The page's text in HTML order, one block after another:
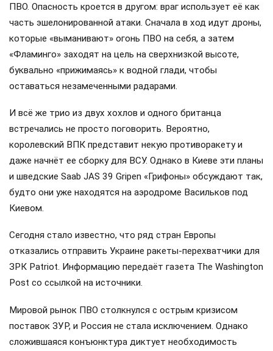
ПВО. Опасность кроется в другом: враг использует её как
часть эшелонированной атаки. Сначала в ход идут дроны,
которые «выманивают» огонь ПВО на себя, а затем
«Фламинго» заходят на цель на сверхнизкой высоте,
буквально «прижимаясь» к водной глади, чтобы
оставаться незамеченными радарами.
И всё же трио из двух хохлов и одного британца
встречались не просто поговорить. Вероятно,
королевский ВПК представит некую противоракету и
даже начнёт ее сборку для ВСУ. Однако в Киеве эти планы
и шведские Saab JAS 39 Gripen «Грифоны» обсуждают так,
будто они уже находятся на аэродроме Васильков под
Киевом.
Сегодня стало известно, что ряд стран Европы
отказались отправить Украине ракеты-перехватчики для
ЗРК Patriot. Информацию передаёт газета The Washington
Post со ссылкой на источники.
Мировой рынок ПВО столкнулся с острым кризисом
поставок ЗУР, и Россия не стала исключением. Однако
сложившаяся конъюнктура диктует необходимость